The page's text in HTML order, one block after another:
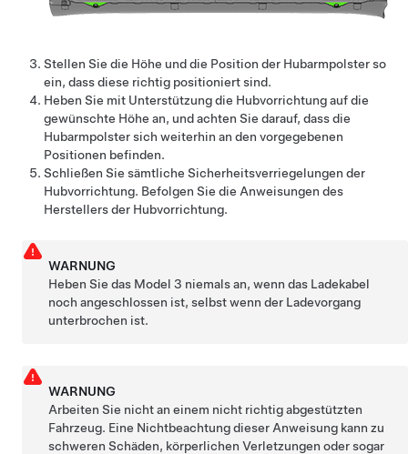
Stellen Sie die Höhe und die Position der Hubarmpolster so
ein, dass diese richtig positioniert sind.
Heben Sie mit Unterstützung die Hubvorrichtung auf die
gewünschte Höhe an, und achten Sie darauf, dass die
Hubarmpolster sich weiterhin an den vorgegebenen
Positionen befinden.
Schließen Sie sämtliche Sicherheitsverriegelungen der
Hubvorrichtung. Befolgen Sie die Anweisungen des
Herstellers der Hubvorrichtung.
WARNUNG
Heben Sie das Model 3 niemals an, wenn das Ladekabel
noch angeschlossen ist, selbst wenn der Ladevorgang
unterbrochen ist.
WARNUNG
Arbeiten Sie nicht an einem nicht richtig abgestützten
Fahrzeug. Eine Nichtbeachtung dieser Anweisung kann zu
schweren Schäden, körperlichen Verletzungen oder sogar